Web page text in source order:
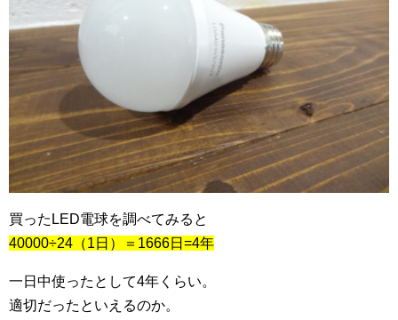
買ったLED電球を調べてみると
40000÷24（1日）＝1666日=4年
一日中使ったとして4年くらい。
適切だったといえるのか。